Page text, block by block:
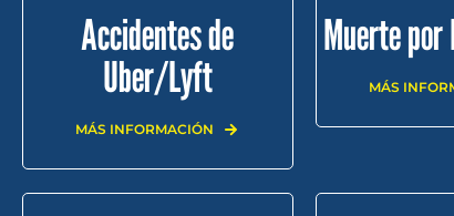
Accidentes de
Uber/Lyft
MÁS INFORMACIÓN
Muerte
MÁS